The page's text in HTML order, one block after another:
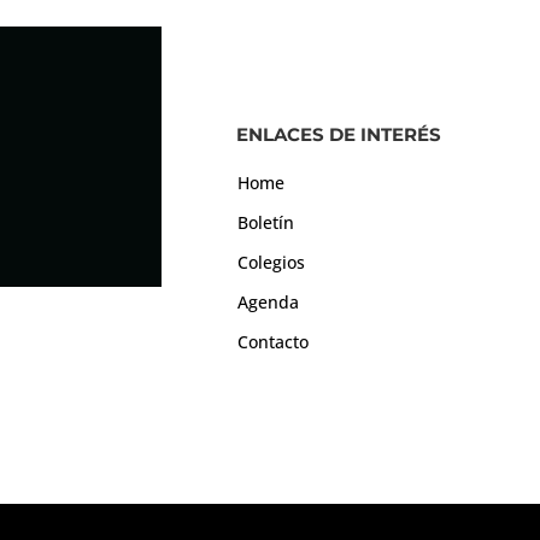
ENLACES DE INTERÉS
Home
Boletín
Colegios
Agenda
Contacto